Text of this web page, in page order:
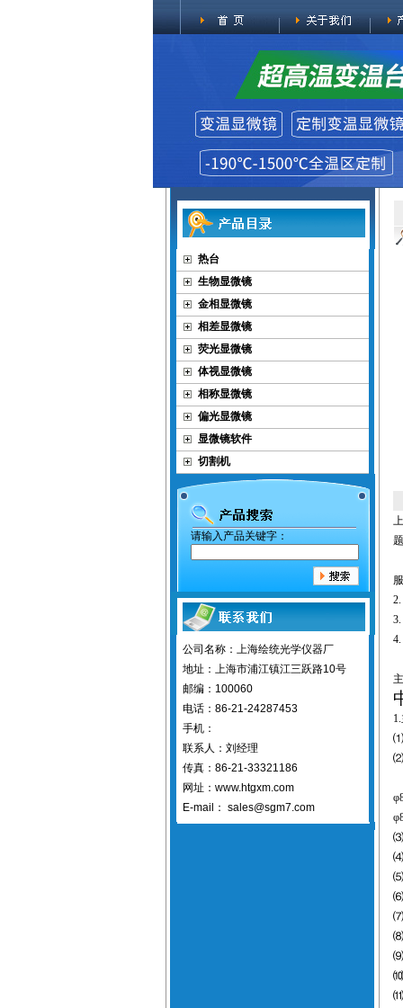
热台
生物显微镜
金相显微镜
相差显微镜
荧光显微镜
体视显微镜
相称显微镜
偏光显微镜
显微镜软件
切割机
请输入产品关键字：
公司名称：上海绘统光学仪器厂
地址：上海市浦江镇江三跃路10号
邮编：100060
电话：86-21-24287453
手机：
联系人：刘经理
传真：86-21-33321186
网址：www.htgxm.com
E-mail： sales@sgm7.com
2.
3.
4.
1.
⑴
⑵
φ
φ
⑶
⑷
⑸
⑹
⑺
⑻
⑼
⑽
⑾